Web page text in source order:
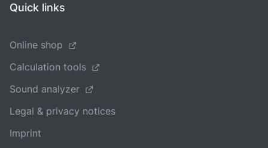
Quick links
Online shop
Calculation tools
Sound analyzer
Legal & privacy notices
Imprint